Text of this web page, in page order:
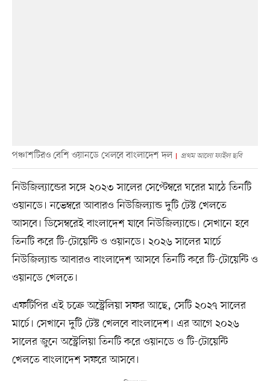
পঞ্চাশটিরও বেশি ওয়ানডে খেলবে বাংলাদেশ দল প্রথম আলো ফাইল ছবি
নিউজিল্যান্ডের সঙ্গে ২০২৩ সালের সেপ্টেম্বরে ঘরের মাঠে তিনটি
ওয়ানডে। নভেম্বরে আবারও নিউজিল্যান্ড দুটি টেস্ট খেলতে
আসবে। ডিসেম্বরেই বাংলাদেশ যাবে নিউজিল্যান্ডে। সেখানে হবে
তিনটি করে টি-টোয়েন্টি ও ওয়ানডে। ২০২৬ সালের মার্চে
নিউজিল্যান্ড আবারও বাংলাদেশ আসবে তিনটি করে টি-টোয়েন্টি ও
ওয়ানডে খেলতে।
এফটিপির এই চক্রে অস্ট্রেলিয়া সফর আছে, সেটি ২০২৭ সালের
মার্চে। সেখানে দুটি টেস্ট খেলবে বাংলাদেশ। এর আগে ২০২৬
সালের জুনে অস্ট্রেলিয়া তিনটি করে ওয়ানডে ও টি-টোয়েন্টি
খেলতে বাংলাদেশ সফরে আসবে।